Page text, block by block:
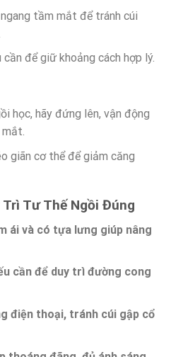
tầm mắt để tránh cúi
để giữ khoảng cách hợp lý.
học, hãy đứng lên, vận động
mắt.
giãn cơ thể để giảm căng
Tư Thế Ngồi Đúng
ái và có tựa lưng giúp nâng
cần để duy trì đường cong
điện thoại, tránh cúi gập cổ